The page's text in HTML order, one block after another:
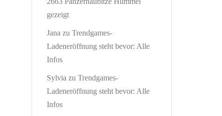
gezeigt
Jana zu Trendgames-
Ladeneröffnung steht bevor: Alle
Infos
Sylvia zu Trendgames-
Ladeneröffnung steht bevor: Alle
Infos